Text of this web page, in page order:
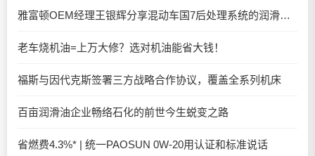
雅富顿OEM经理王银辉分享混动车国7后处理系统的润滑油要求
老车烧机油=上万大修？选对机油能省大钱！
福斯与因代克斯签署三方战略合作协议，覆盖全系列机床
百亩润滑油企业畅络石化的前世今生蜕变之路
省燃费4.3%* | 统一PAOSUN 0W-20用认证和标准说话